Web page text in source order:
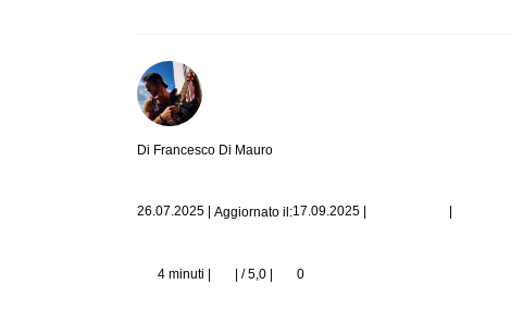
Di Francesco Di Mauro
26.07.2025 Aggiornato il:17.09.2025
4 minuti | | / 5,0 | 0